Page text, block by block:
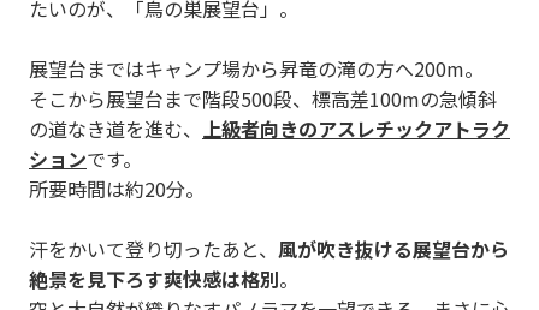
sたいのが、「鳥の巣展望台」。
展望台まではキャンプ場から昇竜の滝の方へ200m。
そこから展望台まで階段500段、標高差100mの急傾斜
の道なき道を進む、 上級者向きのアスレチックアトラク
ションです。
所要時間は約20分。
汗をかいて登り切ったあと、 風が吹き抜ける展望台から
絶景を見下ろす爽快感は格別。